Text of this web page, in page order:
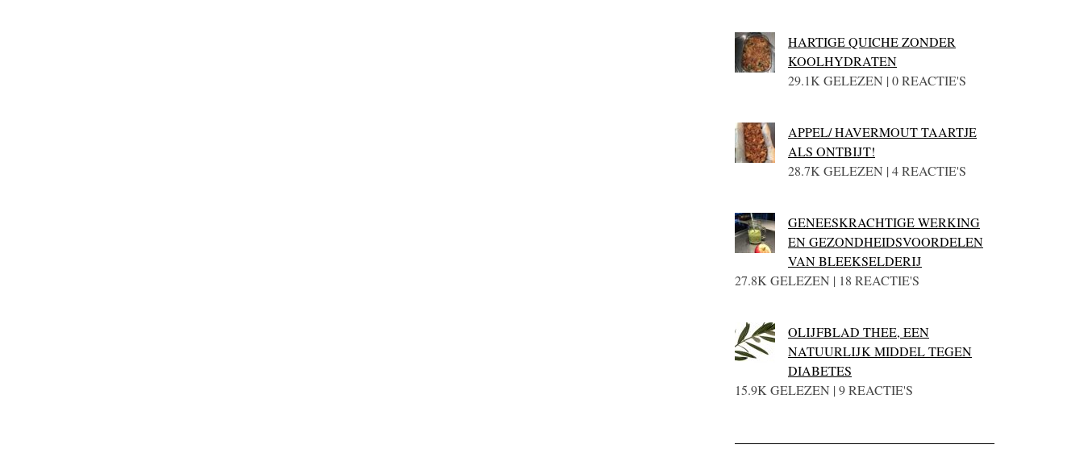
HARTIGE QUICHE ZONDER
KOOLHYDRATEN
29.1K GELEZEN | 0 REACTIE'S
APPEL/ HAVERMOUT TAARTJE
ALS ONTBIJT!
28.7K GELEZEN | 4 REACTIE'S
GENEESKRACHTIGE WERKING
EN GEZONDHEIDSVOORDELEN
VAN BLEEKSELDERIJ
27.8K GELEZEN | 18 REACTIE'S
OLIJFBLAD THEE, EEN
NATUURLIJK MIDDEL TEGEN
DIABETES
15.9K GELEZEN | 9 REACTIE'S